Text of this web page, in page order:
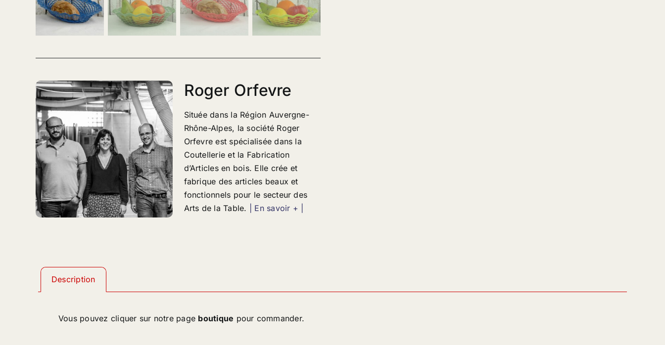
Roger Orfevre
Située dans la Région Auvergne-
Rhône-Alpes, la société Roger
Orfevre est spécialisée dans la
Coutellerie et la Fabrication
d’Articles en bois. Elle crée et
fabrique des articles beaux et
fonctionnels pour le secteur des
Arts de la Table.
| En savoir + |
Description
Vous pouvez cliquer sur notre page boutique pour commander.